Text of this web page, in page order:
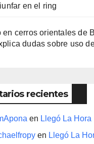
en el ring​
en cerros orientales de
dudas sobre uso
recientes
en Llegó La Hora
en Llegó La